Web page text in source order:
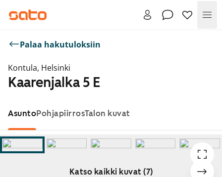
Palaa hakutuloksiin
Kontula, Helsinki
Kaarenjalka 5 E
AsuntoPohjapiirrosTalon kuvat
Katso kaikki kuvat (7)